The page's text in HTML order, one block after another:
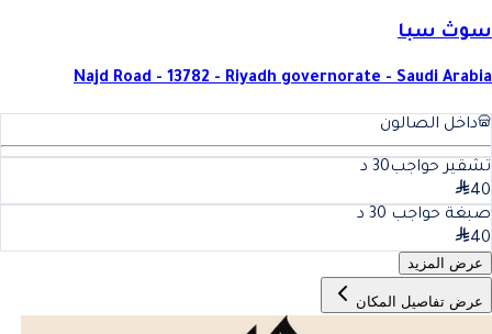
سوث سبا
Najd Road - 13782 - Riyadh governorate - Saudi Arabia
داخل الصالون
تشقير حواجب30 د
40
صبغة حواجب 30 د
40
عرض المزيد
عرض تفاصيل المكان